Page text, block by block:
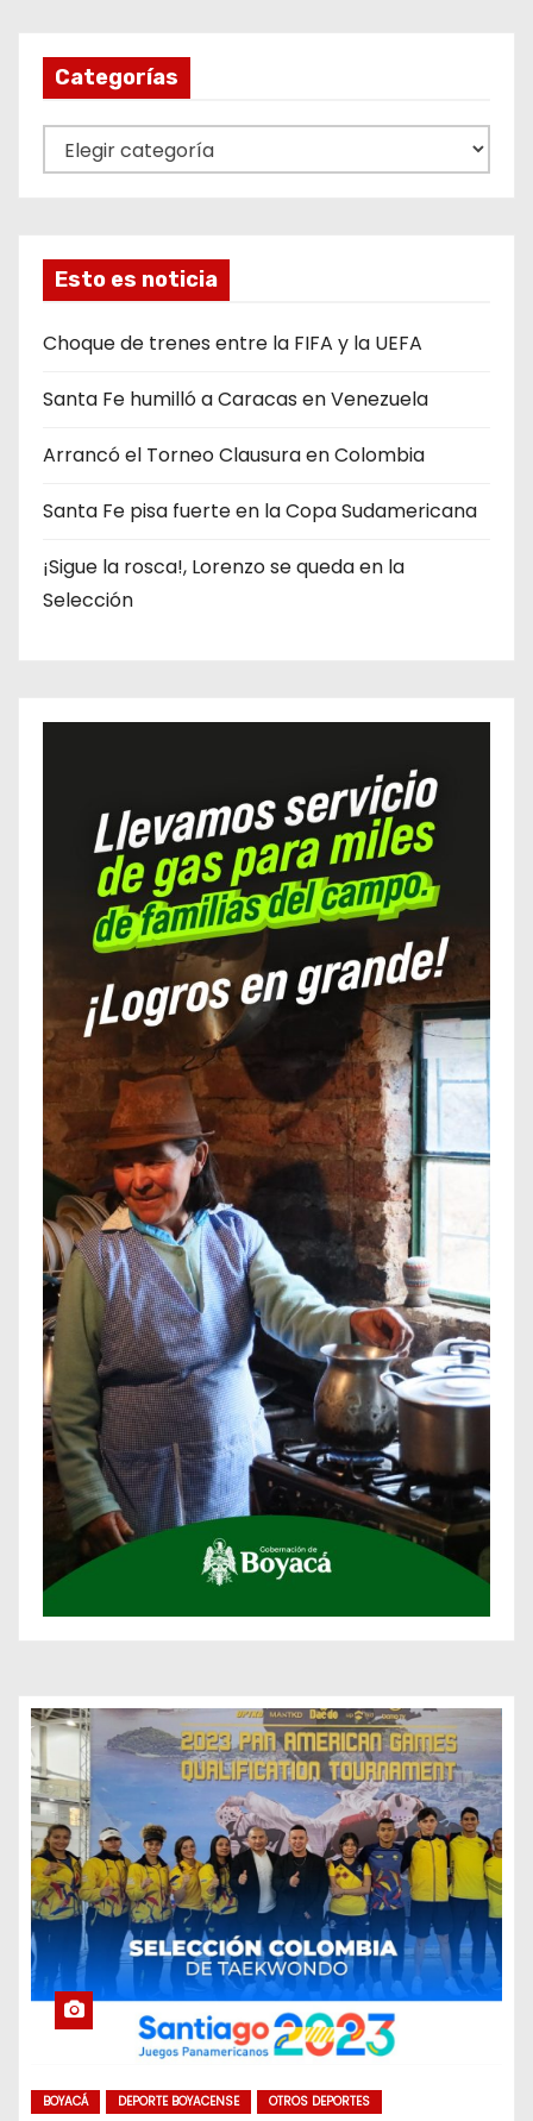
Categorías
a
o
r
a
Esto es noticia
Choque de trenes entre la FIFA y la UEFA
Santa Fe humilló a Caracas en Venezuela
Arrancó el Torneo Clausura en Colombia
Santa Fe pisa fuerte en la Copa Sudamericana
¡Sigue la rosca!, Lorenzo se queda en la
Selección
BOYACÁ DEPORTE BOYACENSE OTROS DEPORTES